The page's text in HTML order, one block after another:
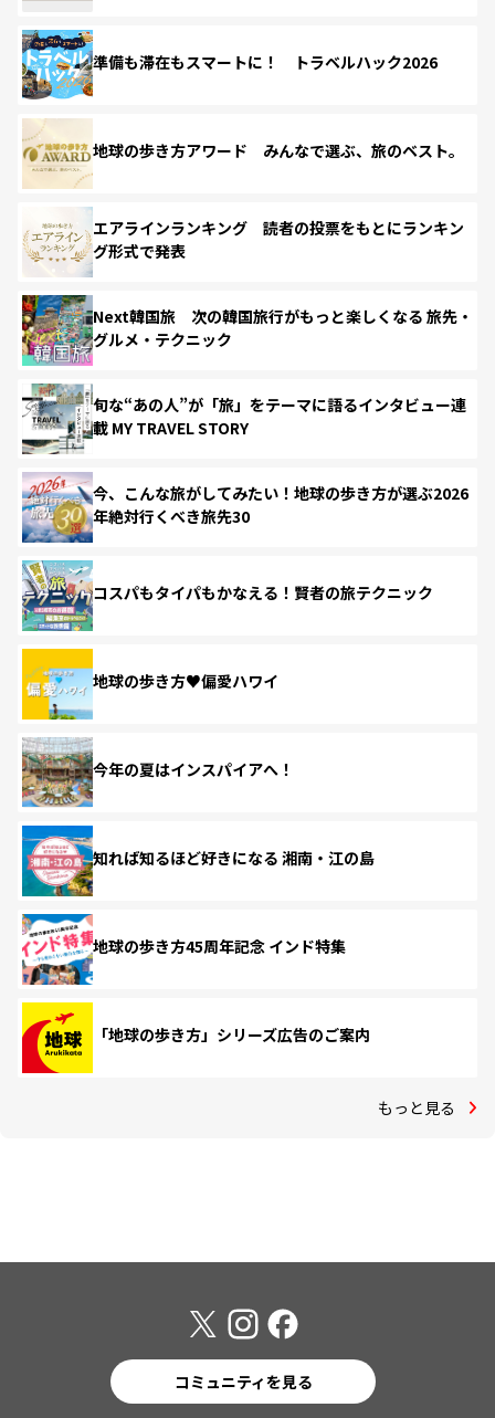
準備も滞在もスマートに！ トラベルハック2026
地球の歩き方アワード みんなで選ぶ、旅のベスト。
エアラインランキング 読者の投票をもとにランキン
グ形式で発表
Next韓国旅 次の韓国旅行がもっと楽しくなる 旅先・
グルメ・テクニック
旬な“あの人”が「旅」をテーマに語るインタビュー連
載 MY TRAVEL STORY
今、こんな旅がしてみたい！地球の歩き方が選ぶ2026
年絶対行くべき旅先30
コスパもタイパもかなえる！賢者の旅テクニック
地球の歩き方♥偏愛ハワイ
今年の夏はインスパイアへ！
知れば知るほど好きになる 湘南・江の島
地球の歩き方45周年記念 インド特集
「地球の歩き方」シリーズ広告のご案内
もっと見る
コミュニティを見る